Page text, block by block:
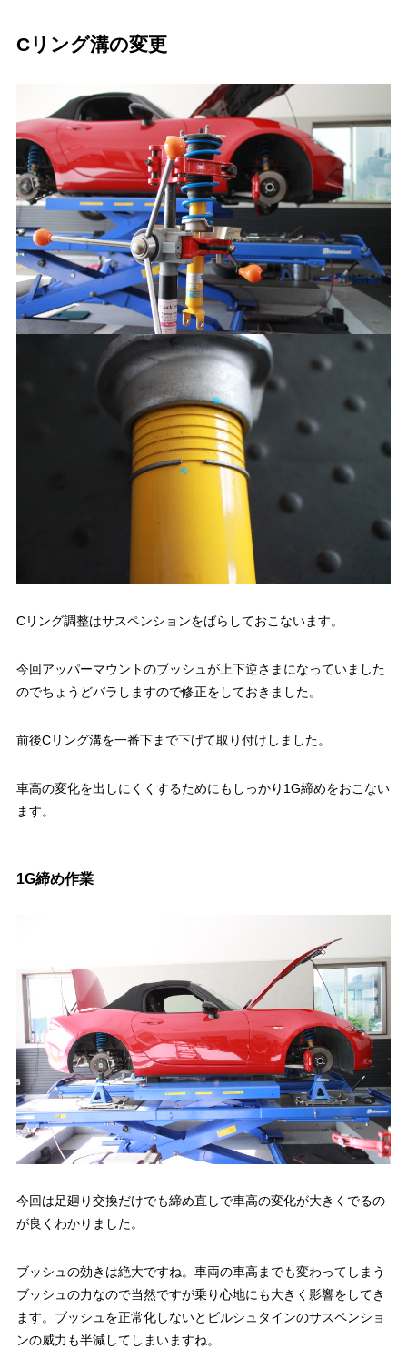
Cリング溝の変更
Cリング調整はサスペンションをばらしておこないます。
今回アッパーマウントのブッシュが上下逆さまになっていました
のでちょうどバラしますので修正をしておきました。
前後Cリング溝を一番下まで下げて取り付けしました。
車高の変化を出しにくくするためにもしっかり1G締めをおこない
ます。
1G締め作業
今回は足廻り交換だけでも締め直しで車高の変化が大きくでるの
が良くわかりました。
ブッシュの効きは絶大ですね。車両の車高までも変わってしまう
ブッシュの力なので当然ですが乗り心地にも大きく影響をしてき
ます。ブッシュを正常化しないとビルシュタインのサスペンショ
ンの威力も半減してしまいますね。